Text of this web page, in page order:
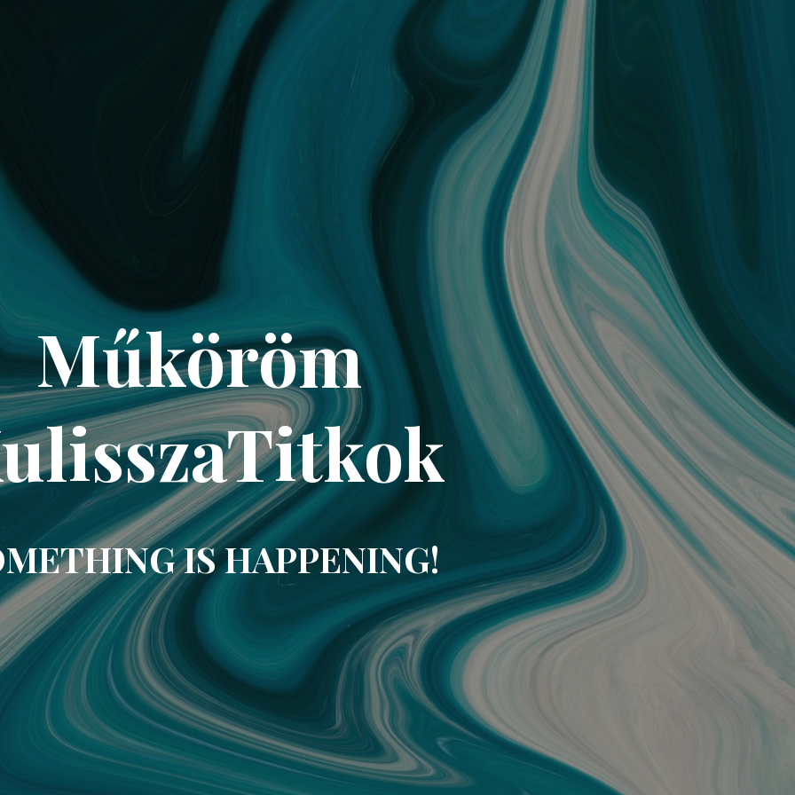
Műköröm
IS HAPPENING!